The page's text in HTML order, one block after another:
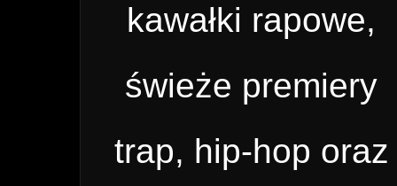
kawałki rapowe,
świeże premiery
trap, hip-hop oraz